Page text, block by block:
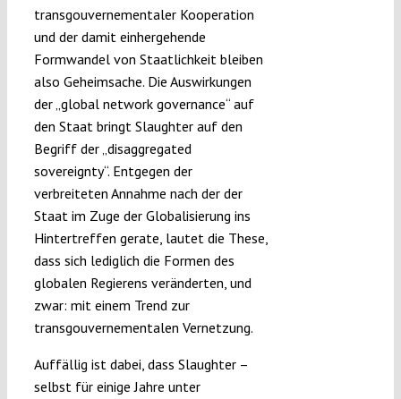
transgouvernementaler Kooperation
und der damit einhergehende
Formwandel von Staatlichkeit bleiben
also Geheimsache. Die Auswirkungen
der „global network governance“ auf
den Staat bringt Slaughter auf den
Begriff der „disaggregated
sovereignty“. Entgegen der
verbreiteten Annahme nach der der
Staat im Zuge der Globalisierung ins
Hintertreffen gerate, lautet die These,
dass sich lediglich die Formen des
globalen Regierens veränderten, und
zwar: mit einem Trend zur
transgouvernementalen Vernetzung.
Auffällig ist dabei, dass Slaughter –
selbst für einige Jahre unter